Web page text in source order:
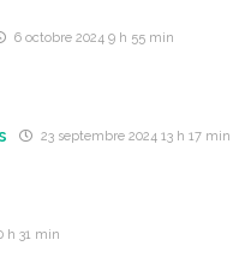
6 octobre 2024 9 h 55 min
23 septembre 2024 13 h 17 min
h 31 min